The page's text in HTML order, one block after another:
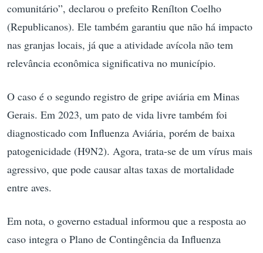
comunitário”, declarou o prefeito Renílton Coelho
(Republicanos). Ele também garantiu que não há impacto
nas granjas locais, já que a atividade avícola não tem
relevância econômica significativa no município.
O caso é o segundo registro de gripe aviária em Minas
Gerais. Em 2023, um pato de vida livre também foi
diagnosticado com Influenza Aviária, porém de baixa
patogenicidade (H9N2). Agora, trata-se de um vírus mais
agressivo, que pode causar altas taxas de mortalidade
entre aves.
Em nota, o governo estadual informou que a resposta ao
caso integra o Plano de Contingência da Influenza